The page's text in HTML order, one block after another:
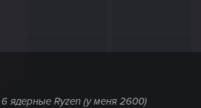
ядерные Ryzen (у меня 2600)